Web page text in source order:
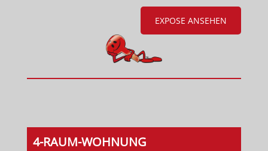
EXPOSE ANSEHEN
4-RAUM-WOHNUNG